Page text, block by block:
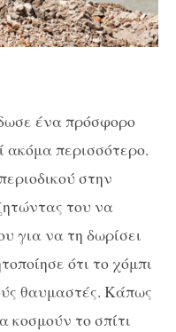
ένα πρόσφορο
ακόμα περισσότερο.
στην
του να
για να τη δωρίσει
ότι το χόμπι
θαυμαστές. Κάπως
κοσμούν το σπίτι